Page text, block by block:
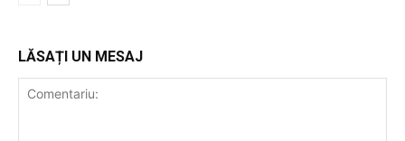
LĂSAȚI UN MESAJ